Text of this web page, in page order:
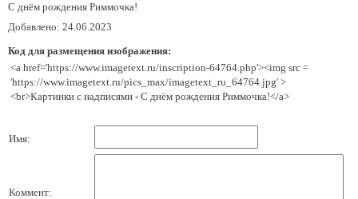
С днём рождения Риммочка!
Добавлено: 24.06.2023
Код для размещения изображения:
<a href='https://www.imagetext.ru/inscription-64764.php'><img src =
'https://www.imagetext.ru/pics_max/imagetext_ru_64764.jpg' >
<br>Картинки с надписями - С днём рождения Риммочка!</a>
Имя:
Коммент: